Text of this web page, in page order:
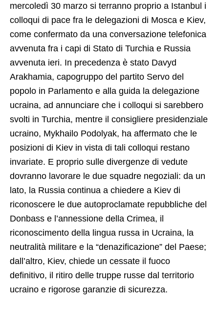
mercoledì 30 marzo si terranno proprio a Istanbul i
colloqui di pace fra le delegazioni di Mosca e Kiev,
come confermato da una conversazione telefonica
avvenuta fra i capi di Stato di Turchia e Russia
avvenuta ieri. In precedenza è stato Davyd
Arakhamia, capogruppo del partito Servo del
popolo in Parlamento e alla guida la delegazione
ucraina, ad annunciare che i colloqui si sarebbero
svolti in Turchia, mentre il consigliere presidenziale
ucraino, Mykhailo Podolyak, ha affermato che le
posizioni di Kiev in vista di tali colloqui restano
invariate. E proprio sulle divergenze di vedute
dovranno lavorare le due squadre negoziali: da un
lato, la Russia continua a chiedere a Kiev di
riconoscere le due autoproclamate repubbliche del
Donbass e l’annessione della Crimea, il
riconoscimento della lingua russa in Ucraina, la
neutralità militare e la “denazificazione” del Paese;
dall’altro, Kiev, chiede un cessate il fuoco
definitivo, il ritiro delle truppe russe dal territorio
ucraino e rigorose garanzie di sicurezza.